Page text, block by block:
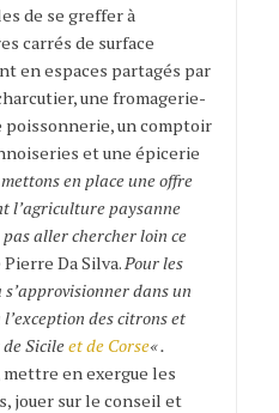
de se greffer à
carrés de surface
en espaces partagés par
une fromagerie-
poissonnerie, un comptoir
et une épicerie
en place une offre
l’agriculture paysanne
aller chercher loin ce
Pierre Da Silva.Pour les
dans un
des citrons et
Sicileet de Corse« .
en exergue les
jouer sur le conseil et